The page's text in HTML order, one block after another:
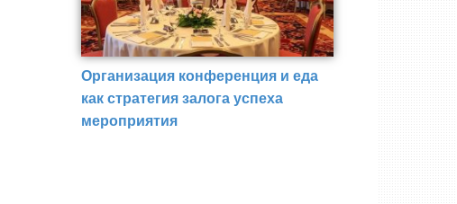
Организация конференция и еда
как стратегия залога успеха
мероприятия